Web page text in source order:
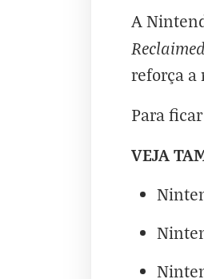
A
Reclaimed
reforça a
Para
VEJA